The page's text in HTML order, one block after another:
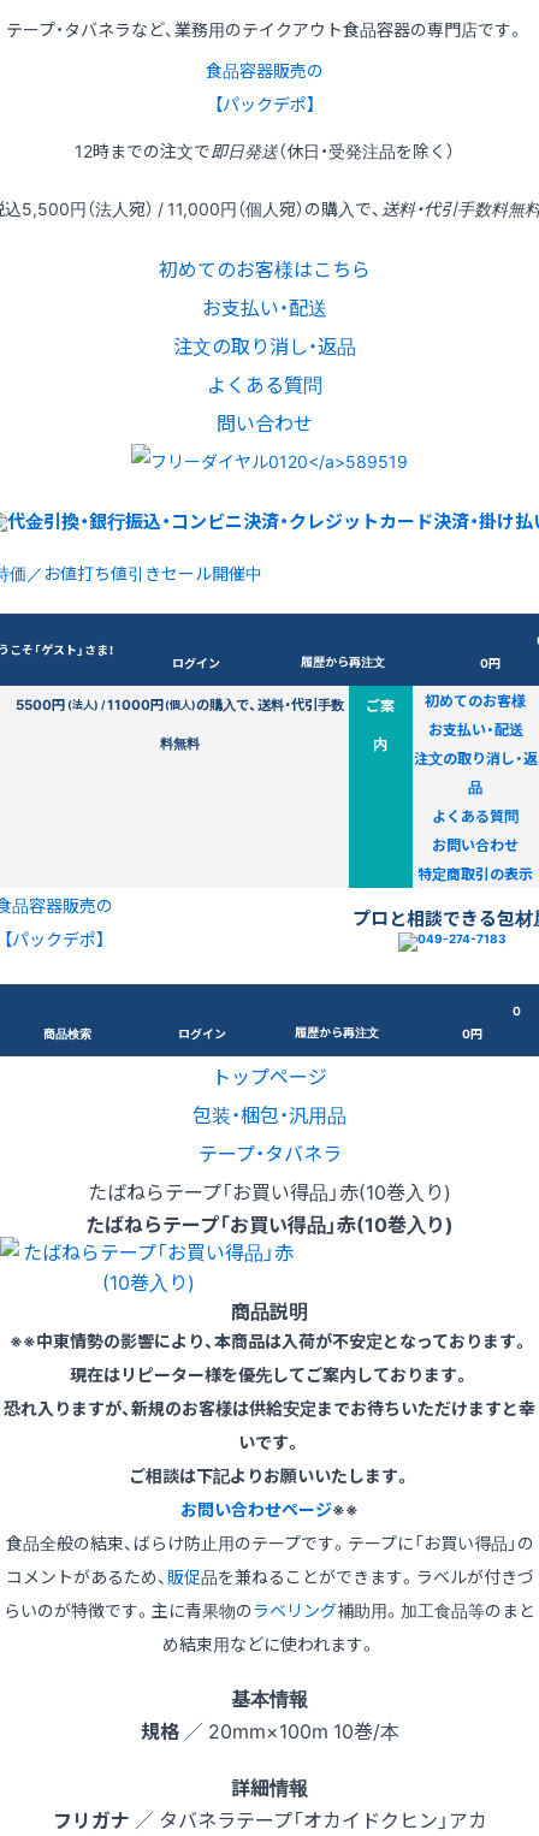
テープ・タバネラなど、業務用のテイクアウト食品容器の専門店です。
食品容器販売の
【パックデポ】
12時までの注文で即日発送（休日・受発注品を除く）
込5,500円（法人宛） / 11,000円（個人宛）の購入で、 送料・代引手数料無
初めてのお客様はこちら
お支払い・配送
注文の取り消し・返品
よくある質問
問い合わせ
価／お値打ち値引きセール開催中
こそ「ゲスト」さま！
ログイン 履歴から再注文
0円
5500円(法人) /11000円(個人)の購入で、送料・代引手数
料無料
ご案
内
初めてのお客様
お支払い・配送
注文の取り消し・返
品
よくある質問
お問い合わせ
特定商取引の表示
品容器販売の
【パックデポ】
プロと相談できる包材
商品検索 ログイン 履歴から再注文
0
0円
トップページ
包装・梱包・汎用品
テープ・タバネラ
たばねらテープ「お買い得品」赤(10巻入り)
たばねらテープ「お買い得品」赤(10巻入り)
商品説明
※※中東情勢の影響により、本商品は入荷が不安定となっております。
現在はリピーター様を優先してご案内しております。
恐れ入りますが、新規のお客様は供給安定までお待ちいただけますと幸
いです。
ご相談は下記よりお願いいたします。
お問い合わせページ※※
食品全般の結束、ばらけ防止用のテープです。テープに「お買い得品」の
コメントがあるため、 販促品を兼ねることができます。ラベルが付きづ
らいのが特徴です。主に青果物のラベリング補助用。加工食品等のまと
め結束用などに使われます。
基本情報
規格／ 20mm×100m 10巻/本
詳細情報
フリガナ ／ タバネラテープ「オカイドクヒン」アカ